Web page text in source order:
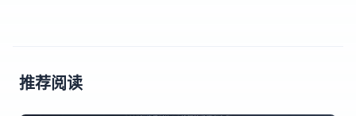
推荐阅读